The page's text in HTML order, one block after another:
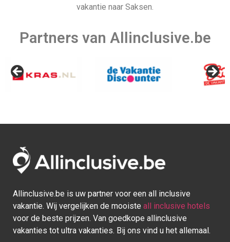
Nederland
vakantie naar Saksen.
Partners van Allinclusive.be
Allinclusive.be is uw partner voor een all inclusive
vakantie. Wij vergelijken de mooiste all inclusive hotels
voor de beste prijzen. Van goedkope allinclusive
vakanties tot ultra vakanties. Bij ons vind u het allemaal.